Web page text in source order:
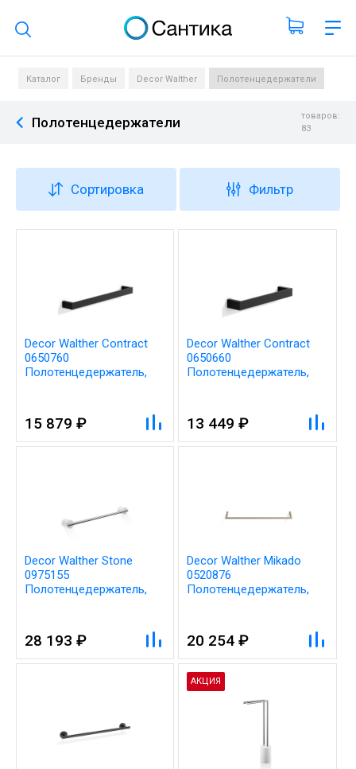
Поиск по каталогу
Каталог Бренды Decor Walther Полотенцедержатели
Полотенцедержатели
товаров:
83
Сортировка Фильтр
Decor Walther Contract
0650760
Полотенцедержатель,
15 879 ₽
Decor Walther Contract
0650660
Полотенцедержатель,
13 449 ₽
Decor Walther Stone
0975155
Полотенцедержатель,
28 193 ₽
Decor Walther Mikado
0520876
Полотенцедержатель,
20 254 ₽
АКЦИЯ